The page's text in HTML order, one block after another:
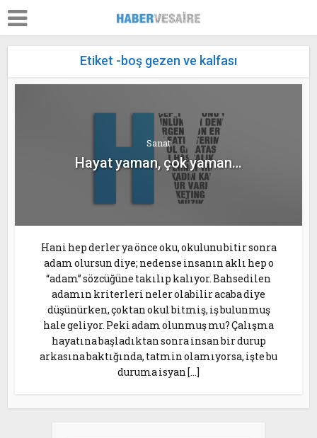
Etiket -boş gezen ve kalfası
Sanat
Hayat yaman, çok yaman…
Hani hep derler ya önce oku, okulunu bitir sonra
adam olursun diye; nedense insanın aklı hep o
“adam” sözcüğüne takılıp kalıyor. Bahsedilen
adamın kriterleri neler olabilir acaba diye
düşünürken, çoktan okul bitmiş, iş bulunmuş
hale geliyor. Peki adam olunmuş mu? Çalışma
hayatına başladıktan sonra insan bir durup
arkasına baktığında, tatmin olamıyorsa, işte bu
duruma isyan […]